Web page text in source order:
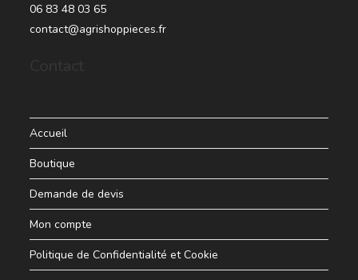
06 83 48 03 65
contact@agrishoppieces.fr
Accueil
Boutique
Demande de devis
Mon compte
Politique de Confidentialité et Cookie